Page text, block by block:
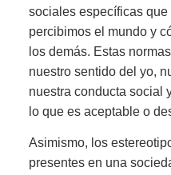
sociales específicas
percibimos el mundo y
los demás. Estas
nuestro sentido del yo,
nuestra conducta social
lo que es aceptable o
Asimismo, los
presentes en una